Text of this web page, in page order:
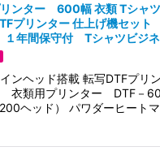
ンター 600幅 衣類 Tシャ
プリンター 仕上げ機セッ
年間保守付 Tシャツビジネ
ンヘッド搭載 転写DTFプリ
衣類用プリンター DTF－
ヘッド） パワダーヒート